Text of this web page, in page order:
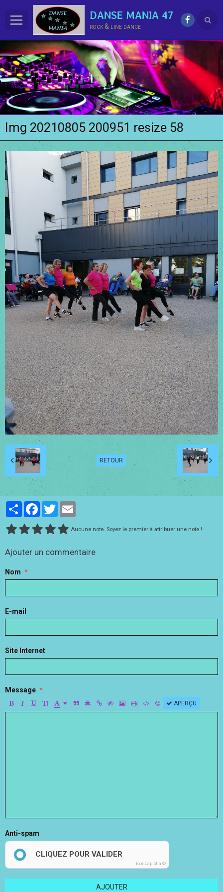
DANSE MANIA 47
rock & line dance
ACCUEIL
LE CLUB
La LINE DANCE
Le ROCK
Groupe Démo - Animations
PHOTOS
BONUS
Contact
Annuaire
Img 20210805 200951 resize 58
RETOUR
PartagerFacebookTwitter
Aucune note. Soyez le premier à attribuer une note !
Ajouter un commentaire
Nom
E-mail
Site Internet
Message
APERÇU
Anti-spam
CLIQUEZ POUR VALIDER
IconCaptcha ©
AJOUTER